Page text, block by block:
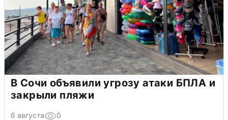
В Сочи объявили угрозу атаки БПЛА и
закрыли пляжи
6 августа 0